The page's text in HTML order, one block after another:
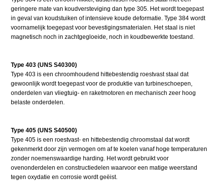
geringere mate van koudversteviging dan type 305. Het wordt toegepast
in geval van koudstuiken of intensieve koude deformatie. Type 384 wordt
voornamelijk toegepast voor bevestigingsmaterialen. Het staal is niet
magnetisch noch in zachtgegloeide, noch in koudbewerkte toestand.
Type 403 (UNS S40300)
Type 403 is een chroomhoudend hittebestendig roestvast staal dat
gewoonlijk wordt toegepast voor de produktie van turbineschoepen,
onderdelen van vliegtuig- en raketmotoren en mechanisch zeer hoog
belaste onderdelen.
Type 405 (UNS S40500)
Type 405 is een roestvast- en hittebestendig chroomstaal dat wordt
gekenmerkt door zijn vermogen om af te koelen vanaf hoge temperaturen
zonder noemenswaardige harding. Het wordt gebruikt voor
ovenonderdelen en constructiedelen waarvoor een matige weerstand
tegen oxydatie en corrosie wordt geëist.